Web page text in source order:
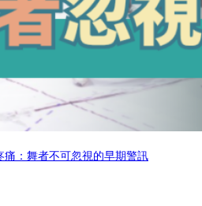
：舞者不可忽視的早期警訊